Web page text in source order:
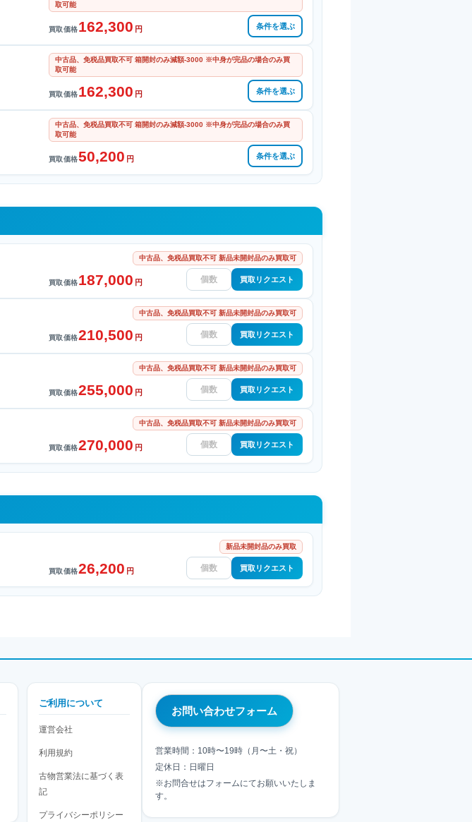
取可能
買取価格162,300 円 条件を選ぶ
中古品、免税品買取不可 箱開封のみ減額-3000 ※中身が完品の場合のみ買
取可能
買取価格162,300 円 条件を選ぶ
中古品、免税品買取不可 箱開封のみ減額-3000 ※中身が完品の場合のみ買
取可能
買取価格50,200 円 条件を選ぶ
中古品、免税品買取不可 新品未開封品のみ買取可
買取価格187,000 円 買取リクエスト
中古品、免税品買取不可 新品未開封品のみ買取可
買取価格210,500 円 買取リクエスト
中古品、免税品買取不可 新品未開封品のみ買取可
買取価格255,000 円 買取リクエスト
中古品、免税品買取不可 新品未開封品のみ買取可
買取価格270,000 円 買取リクエスト
新品未開封品のみ買取
買取価格26,200 円 買取リクエスト
ご利用について
運営会社
利用規約
古物営業法に基づく表
記
プライバシーポリシー
お問い合わせフォーム
営業時間：10時〜19時（月〜土・祝）
定休日：日曜日
※お問合せはフォームにてお願いいたしま
す。